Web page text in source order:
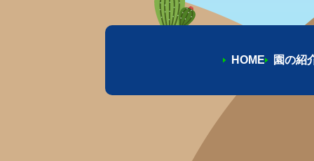
HOME 園の紹